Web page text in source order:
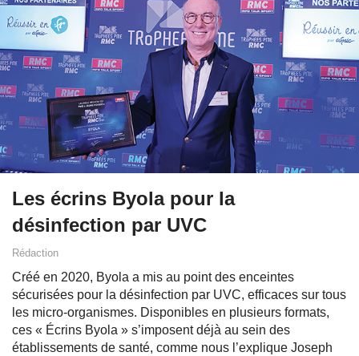
Les écrins Byola pour la
désinfection par UVC
Rédaction
Créé en 2020, Byola a mis au point des enceintes
sécurisées pour la désinfection par UVC, efficaces sur tous
les micro-organismes. Disponibles en plusieurs formats,
ces « Écrins Byola » s’imposent déjà au sein des
établissements de santé, comme nous l’explique Joseph